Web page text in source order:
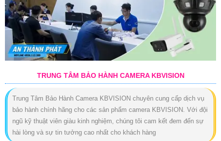
TRUNG TÂM BẢO HÀNH CAMERA KBVISION
Trung Tâm Bảo Hành Camera KBVISION chuyên cung cấp dịch vụ
bảo hành chính hãng cho các sản phẩm camera KBVISION. Với đội
ngũ kỹ thuật viên giàu kinh nghiệm, chúng tôi cam kết đem đến sự
hài lòng và sự tin tưởng cao nhất cho khách hàng